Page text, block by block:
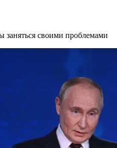
заняться своими проблемами